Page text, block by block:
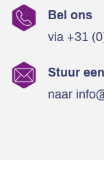
Bel ons
via +31
Stuur
naar